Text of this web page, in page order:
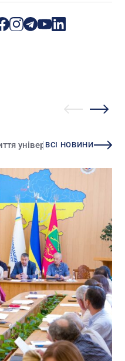
університетуЗміни
ВСІ НОВИНИ